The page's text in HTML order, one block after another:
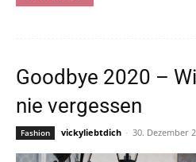
Goodbye 2020 –
nie vergessen
Fashion vickyliebtdich - 30. Dezember